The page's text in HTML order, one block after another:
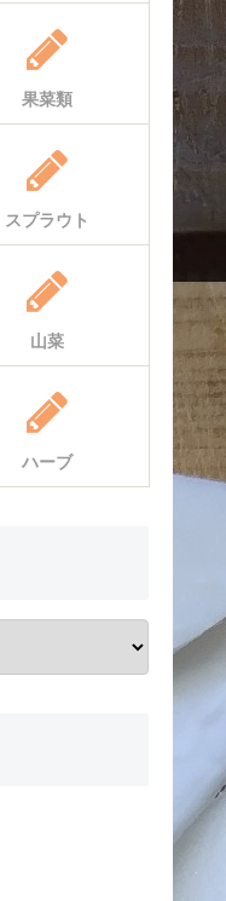
果菜類
スプラウト
山菜
ハーブ